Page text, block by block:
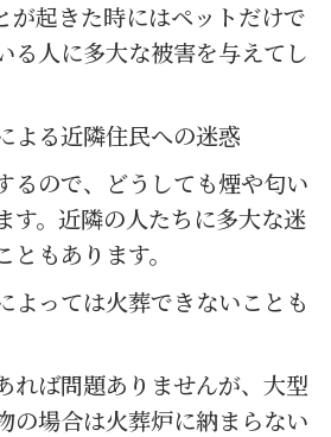
が起きた時にはペットだけで
る人に多大な被害を与えてし
る近隣住民への迷惑
るので、どうしても煙や匂い
す。近隣の人たちに多大な迷
もあります。
っては火葬できないことも
れば問題ありませんが、大型
の場合は火葬炉に納まらない